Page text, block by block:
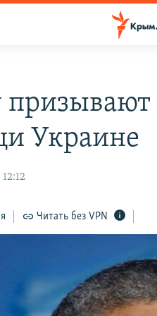
Украине
Читать без VPN